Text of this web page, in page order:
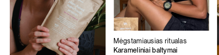
Mėgstamiausias ritualas
Karameliniai baltymai